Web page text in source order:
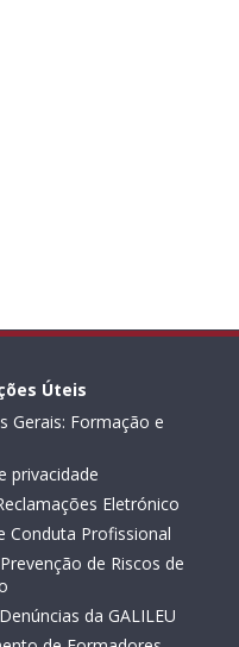
Úteis
Gerais: Formação e
privacidade
Eletrónico
Conduta Profissional
de Riscos de
da GALILEU